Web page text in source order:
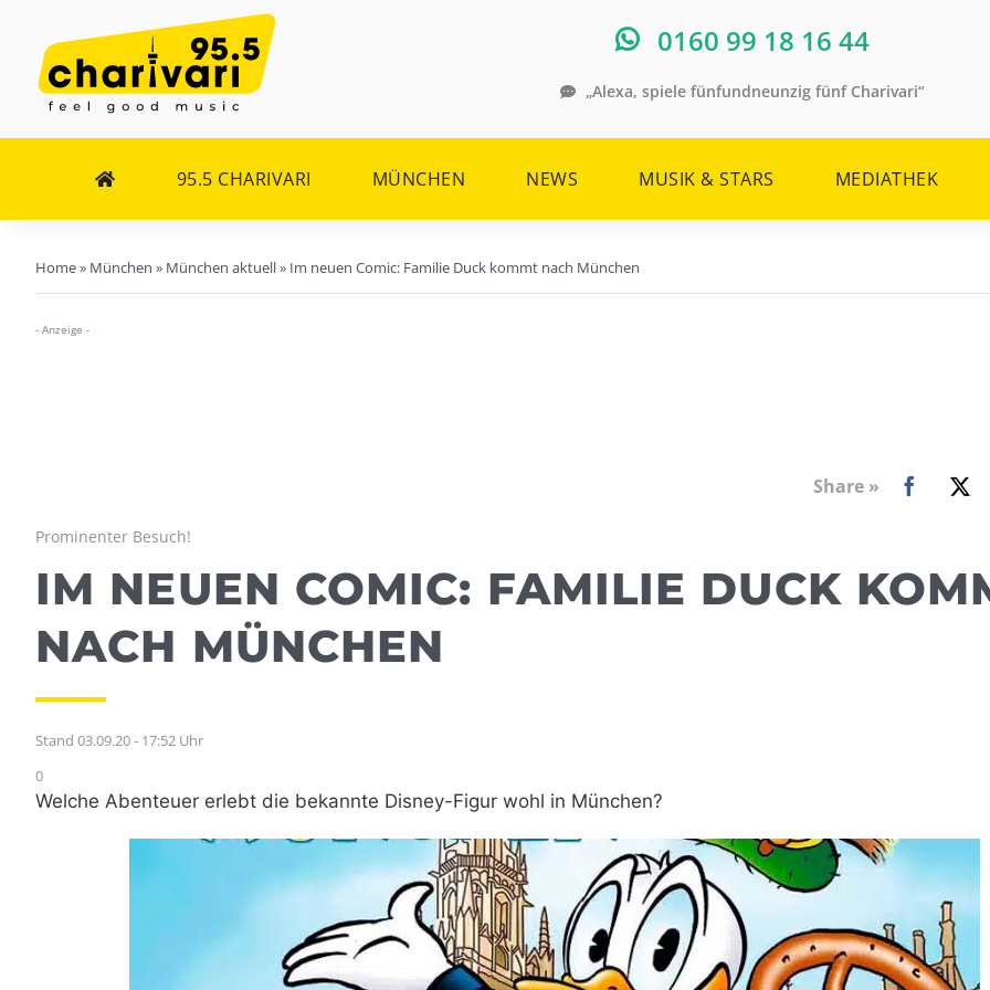
Inhalt
springen
0160 99 18 16 44
„Alexa, spiele fünfundneunzig fünf Charivari“
95.5 CHARIVARI MÜNCHEN NEWS MUSIK & STARS MEDIATHEK
Home» München » München aktuell» Im neuen Comic: Familie Duck kommt nach München
- Anzeige -
Share »
Prominenter Besuch!
IM NEUEN COMIC: FAMILIE DUCK
NACH MÜNCHEN
Stand 03.09.20 - 17:52 Uhr
0
Welche Abenteuer erlebt die bekannte Disney-Figur wohl in München?